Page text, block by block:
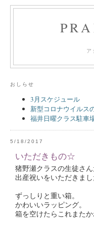
ア
おしらせ
3月スケジュール
新型コロナウイルス
福井日曜クラス駐車
5/18/2017
いただきもの☆
猪野瀬クラスの生徒さん
出産祝いをいただきまし
ずっしりと重い箱。
かわいいラッピング。
箱を空けたらこれまたか